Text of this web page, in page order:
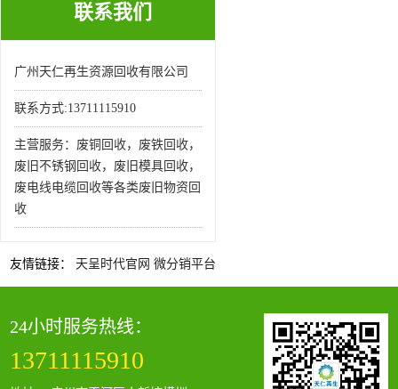
联系我们
广州天仁再生资源回收有限公司
联系方式:13711115910
主营服务：废铜回收，废铁回收，
废旧不锈钢回收，废旧模具回收，
废电线电缆回收等各类废旧物资回
收
友情链接： 天呈时代官网 微分销平台
24小时服务热线：
13711115910